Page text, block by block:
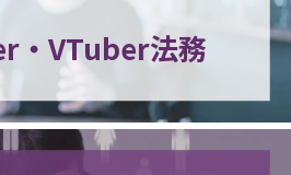
・VTuber法務